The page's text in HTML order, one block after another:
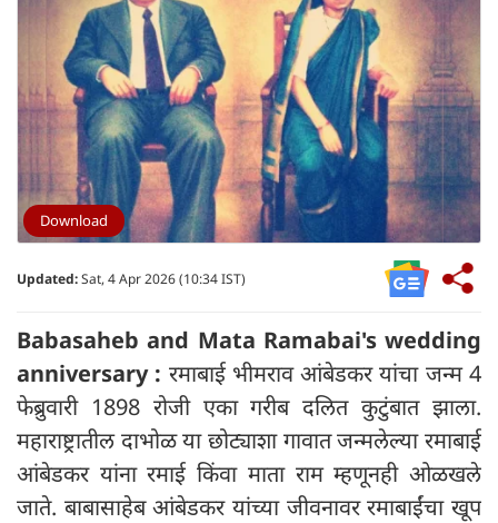
Download
Updated:Sat, 4 Apr 2026 (10:34 IST)
Babasaheb and Mata Ramabai's wedding
anniversary : रमाबाई भीमराव आंबेडकर यांचा जन्म 4
फेब्रुवारी 1898 रोजी एका गरीब दलित कुटुंबात झाला.
महाराष्ट्रातील दाभोळ या छोट्याशा गावात जन्मलेल्या रमाबाई
आंबेडकर यांना रमाई किंवा माता राम म्हणूनही ओळखले
जाते. बाबासाहेब आंबेडकर यांच्या जीवनावर रमाबाईंचा खूप